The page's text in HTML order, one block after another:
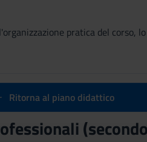
pratica del
Ritorna al piano didattico